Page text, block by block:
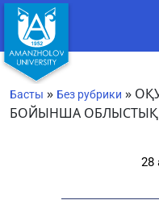
Басты » Без рубрики »
БОЙЫНША ОБЛЫСТЫҚ
28